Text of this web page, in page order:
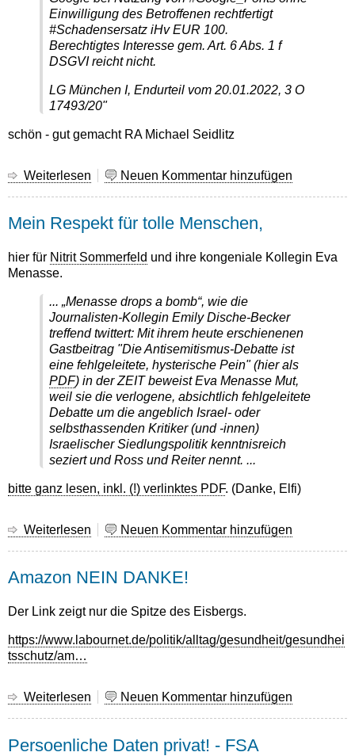
Einwilligung des Betroffenen rechtfertigt
#Schadensersatz iHv EUR 100.
Berechtigtes Interesse gem. Art. 6 Abs. 1 f
DSGVI reicht nicht.
LG München I, Endurteil vom 20.01.2022, 3 O
17493/20"
schön - gut gemacht RA Michael Seidlitz
Weiterlesen über
-
gemacht!
Neuen Kommentar hinzufügen
Mein Respekt für tolle Menschen,
hier für Nitrit Sommerfeld und ihre kongeniale Kollegin Eva
Menasse.
... „Menasse drops a bomb“, wie die
Journalisten-Kollegin Emily Dische-Becker
treffend twittert: Mit ihrem heute erschienenen
Gastbeitrag "Die Antisemitismus-Debatte ist
eine fehlgeleitete, hysterische Pein"(hier als
PDF) in der ZEIT beweist Eva Menasse Mut,
weil sie die verlogene, absichtlich fehlgeleitete
Debatte um die angeblich Israel- oder
selbsthassenden Kritiker (und -innen)
Israelischer Siedlungspolitik kenntnisreich
seziert und Ross und Reiter nennt. ...
bitte ganz lesen, inkl. (!) verlinktes PDF. (Danke, Elfi)
Weiterlesen über
für
Menschen,
Neuen Kommentar hinzufügen
Amazon NEIN DANKE!
Der Link zeigt nur die Spitze des Eisbergs.
https://www.labournet.de/politik/alltag/gesundheit/gesundhei
tsschutz/am…
Weiterlesen über
DANKE!
Neuen Kommentar hinzufügen
Persoenliche Daten privat! - FSA